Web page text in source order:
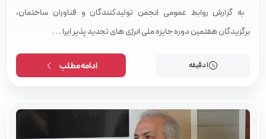
به گزارش روابط عمومی انجمن تولیدکنندگان و فناوران ساختمان،
برگزیدگان هفتمین دوره جایزه ملی انرژی‌ های تجدید پذیر ایرا . . .
1 دقیقه ادامه مطلب